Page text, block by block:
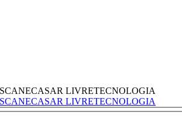
CANECASAR LIVRETECNOLOGIA
CANECASAR LIVRETECNOLOGIA